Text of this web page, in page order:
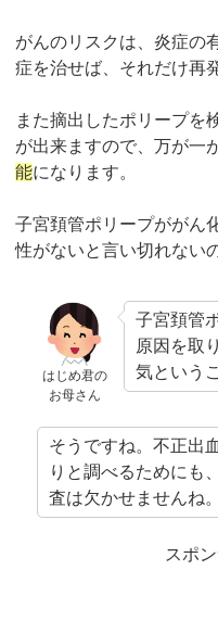
がんのリスクは、炎症の
症を治せば、それだけ再
また摘出したポリープを
が出来ますので、万が一
能になります。
子宮頚管ポリープががん
性がないと言い切れない
はじめ君の
お母さん
子宮頚管
原因を取
気という
そうですね。不正出
りと調べるためにも
査は欠かせませんね。
スポ